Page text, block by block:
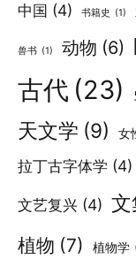
中国 (4) 书籍史 (1)
兽书 (1) 动物 (6)
古代 (23)
天文学 (9) 女
拉丁古字体学 (4)
文艺复兴 (4) 文
植物 (7) 植物学